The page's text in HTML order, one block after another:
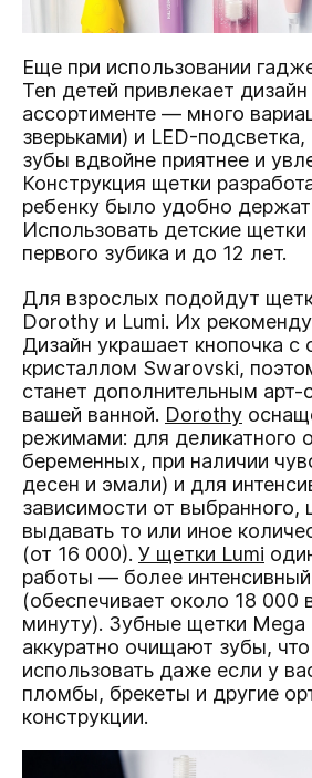
Еще при использовании
Ten детей привлекает дизайн
ассортименте — много
зверьками) и LED-
зубы вдвойне приятнее и
Конструкция щетки
ребенку было удобно
Использовать детские
первого зубика и до 12 лет.
Для взрослых подойдут
Dorothy и Lumi. Их
Дизайн украшает кнопочка с
кристаллом Swarovski,
станет дополнительным арт-
вашей ванной. Dorothy
режимами: для деликатного
беременных, при наличии
десен и эмали) и для
зависимости от выбранного,
выдавать то или иное
(от 16 000). У щетки Lumi
работы — более интенсивный
(обеспечивает около 18 000
минуту). Зубные щетки Mega
аккуратно очищают зубы,
использовать даже если у
пломбы, брекеты и другие
конструкции.